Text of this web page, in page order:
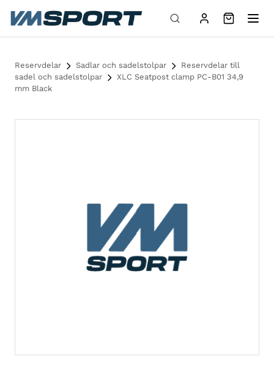
Hoppa till innehåll
Reservdelar Sadlar och sadelstolpar
Reservdelar till
sadel och sadelstolpar
XLC Seatpost clamp PC-B01 34,9
mm Black